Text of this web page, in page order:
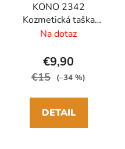
KONO 2342
Kozmetická taška
Béžová na zavesenie
Na dotaz
€9,90
€15 (–34 %)
DETAIL